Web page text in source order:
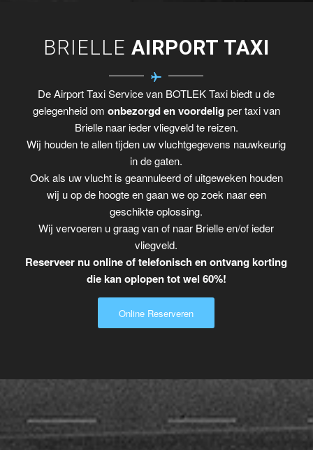
BRIELLE AIRPORT TAXI
De Airport Taxi Service van BOTLEK Taxi biedt u de
gelegenheid om onbezorgd en voordelig per taxi van
Brielle naar ieder vliegveld te reizen.
Wij houden te allen tijden uw vluchtgegevens nauwkeurig
in de gaten.
Ook als uw vlucht is geannuleerd of uitgeweken houden
wij u op de hoogte en gaan we op zoek naar een
geschikte oplossing.
Wij vervoeren u graag van of naar Brielle en/of ieder
vliegveld.
Reserveer nu online of telefonisch en ontvang korting
die kan oplopen tot wel 60%!
Online Reserveren